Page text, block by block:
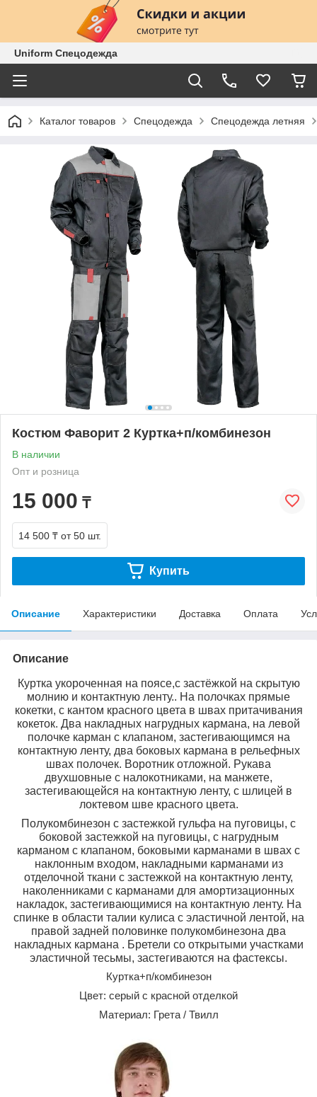
Uniform Спецодежда
Каталог товаров Спецодежда Спецодежда летняя
Костюм Фаворит 2 Куртка+п/комбинезон
В наличии
Опт и розница
15 000 ₸
14 500 ₸ от 50 шт.
Купить
Описание Характеристики Доставка Оплата
Описание
Куртка укороченная на поясе,с застёжкой на скрытую
молнию и контактную ленту.. На полочках прямые
кокетки, с кантом красного цвета в швах притачивания
кокеток. Два накладных нагрудных кармана, на левой
полочке карман с клапаном, застегивающимся на
контактную ленту, два боковых кармана в рельефных
швах полочек. Воротник отложной. Рукава
двухшовные с налокотниками, на манжете,
застегивающейся на контактную ленту, с шлицей в
локтевом шве красного цвета.
Полукомбинезон с застежкой гульфа на пуговицы, с
боковой застежкой на пуговицы, с нагрудным
карманом с клапаном, боковыми карманами в швах с
наклонным входом, накладными карманами из
отделочной ткани с застежкой на контактную ленту,
наколенниками с карманами для амортизационных
накладок, застегивающимися на контактную ленту. На
спинке в области талии кулиса с эластичной лентой, на
правой задней половинке полукомбинезона два
накладных кармана . Бретели со открытыми участками
эластичной тесьмы, застегиваются на фастексы.
Куртка+п/комбинезон
Цвет: серый с красной отделкой
Материал: Грета / Твилл